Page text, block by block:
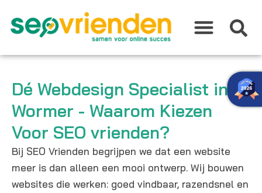
naar
inhoud
Dé Webdesign Specialist in
Wormer - Waarom Kiezen
Voor SEO vrienden?
Bij SEO Vrienden begrijpen we dat een website
meer is dan alleen een mooi ontwerp. Wij bouwen
websites die werken: goed vindbaar, razendsnel en